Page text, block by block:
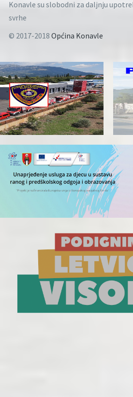
Konavle su slobodni za daljnju
svrhe
© 2017-2018 Općina Konavle